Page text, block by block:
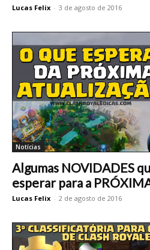
Lucas Felix - 3 de agosto de 2016
Notícias
Algumas NOVIDADES
esperar para a
Lucas Felix - 2 de agosto de 2016